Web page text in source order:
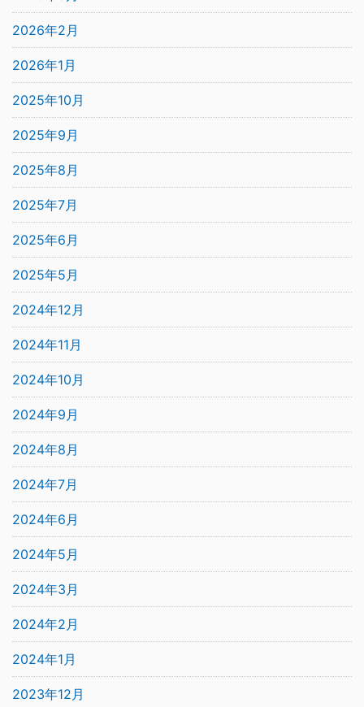
2026年2月
2026年1月
2025年10月
2025年9月
2025年8月
2025年7月
2025年6月
2025年5月
2024年12月
2024年11月
2024年10月
2024年9月
2024年8月
2024年7月
2024年6月
2024年5月
2024年3月
2024年2月
2024年1月
2023年12月